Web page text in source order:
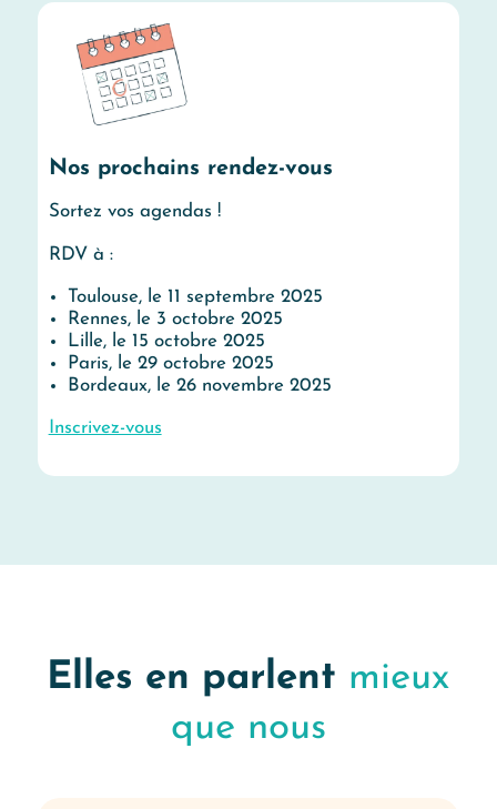
Nos prochains rendez-vous
Sortez vos agendas !
RDV à :
Toulouse, le 11 septembre 2025
Rennes, le 3 octobre 2025
Lille, le 15 octobre 2025
Paris, le 29 octobre 2025
Bordeaux, le 26 novembre 2025
Inscrivez-vous
Elles en parlent mieux
que nous